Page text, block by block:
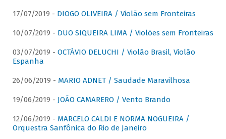
17/07/2019 - DIOGO OLIVEIRA / Violão sem Fronteiras
10/07/2019 - DUO SIQUEIRA LIMA / Violões sem Fronteiras
03/07/2019 - OCTÁVIO DELUCHI / Violão Brasil, Violão
Espanha
26/06/2019 - MARIO ADNET / Saudade Maravilhosa
19/06/2019 - JOÃO CAMARERO / Vento Brando
12/06/2019 - MARCELO CALDI E NORMA NOGUEIRA /
Orquestra Sanfônica do Rio de Janeiro